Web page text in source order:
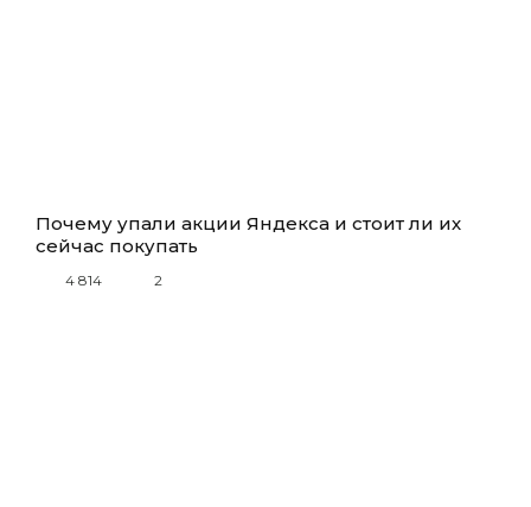
Почему упали акции Яндекса и стоит ли их
сейчас покупать
4 814 2